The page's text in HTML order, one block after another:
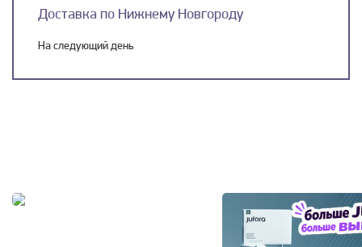
Доставка по Нижнему Новгороду
На следующий день